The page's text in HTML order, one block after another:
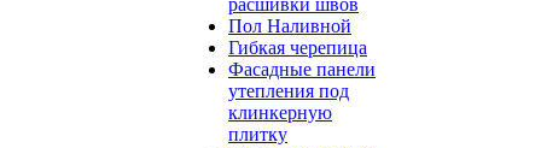
расшивки швов
Пол Наливной
Гибкая черепица
Фасадные панели
утепления под
клинкерную
плитку